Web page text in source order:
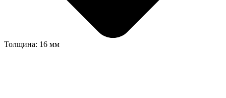
Толщина: 16 мм